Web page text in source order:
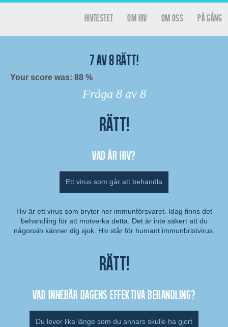
Huvudmeny
hivtestet Om HIV Om oss På gång
7av8rätt!
Your score was: 88 %
Fråga 8av 8
Rätt!
Vad är hiv?
Ett virus som går att behandla
Kommentar:
Hiv är ett virus som bryter ner immunförsvaret. Idag finns det
behandling för att motverka detta. Det är inte säkert att du
någonsin känner dig sjuk. Hiv står för humant immunbristvirus.
Rätt!
Vad innebär dagens effektiva behandling?
Du lever lika länge som du annars skulle ha gjort